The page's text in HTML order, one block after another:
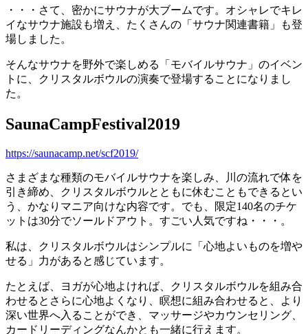
・・・さて、密かにサウナが大ブームです。オシャレでキレ
イなサウナ施設も増え、たくさんの「サウナ関連書籍」も登
場しました。
そんなサウナを野外で楽しめる「モバイルサウナ」のイベン
トに、クリスタルボウルの演奏で登場することになりまし
た。
SaunaCampFestival2019
https://saunacamp.net/scf2019/
さまざまな種類のモバイルサウナを楽しみ、川の流れで体を
引き締め、クリスタルボウルとともに休むこともできるとい
う、かなりマニア向けな内容です。でも、限定140名のチケ
ットは30分でソールドアウト。すごい人気ですね・・・。
私は、クリスタルボウルはシンプルに「心地よいものを増や
せる」力があると感じています。
たとえば、ヨガが心地よければ、クリスタルボウルを組み合
わせるとさらに心地よくなり、瞑想に組み合わせると、より
深い世界へ入ることができ、マッサージやカウンセリング、
カードリーディングなんかとも一緒に行えます。